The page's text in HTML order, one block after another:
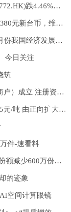
锂矿股早盘齐跌，截至发稿，赣锋锂业(01772.HK)跌4.46%，报53.5港元
大行评级丨麦格理：上调台积电目标价至3380元新台币，维持“跑赢大市”评级
“经”彩开局·发展之路丨新动能加快成长 5月份我国经济发展向新向优 _光明网
今日关注
筑
吉安县大冲乡小陈废旧品回收店（个体工商户）成立 注册资本1万人民币
今日热讯：生意社顺酐6月19日均差为38.75元/吨 由正向扩大转为缩小
件-速看料
消息！6月18日科创人工智能ETF国泰基金份额减少600万份，重仓股芯原股份、寒武纪、澜起科技
的迹象
空间计算眼镜